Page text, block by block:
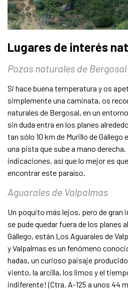
Lugares de interés
Pozas naturales de Bergosal
Si hace buena temperatura y os
simplemente una caminata, os
naturales de Bergosal, en un
sin duda entra en los planes
tan sólo 10 km de Murillo de Gállego
una pista que sube a mano
indicaciones, así que lo mejor es
encontrar este paraíso.
Aguarales de Valpalmas
Un poquito más lejos, pero de gran
se pude quedar fuera de los planes
Gállego, están Los Aguarales de
y Valpalmas es un fenómeno
hadas, un curioso paisaje
viento, la arcilla, los limos y el
indiferente! (Ctra. A-125 a unos 44